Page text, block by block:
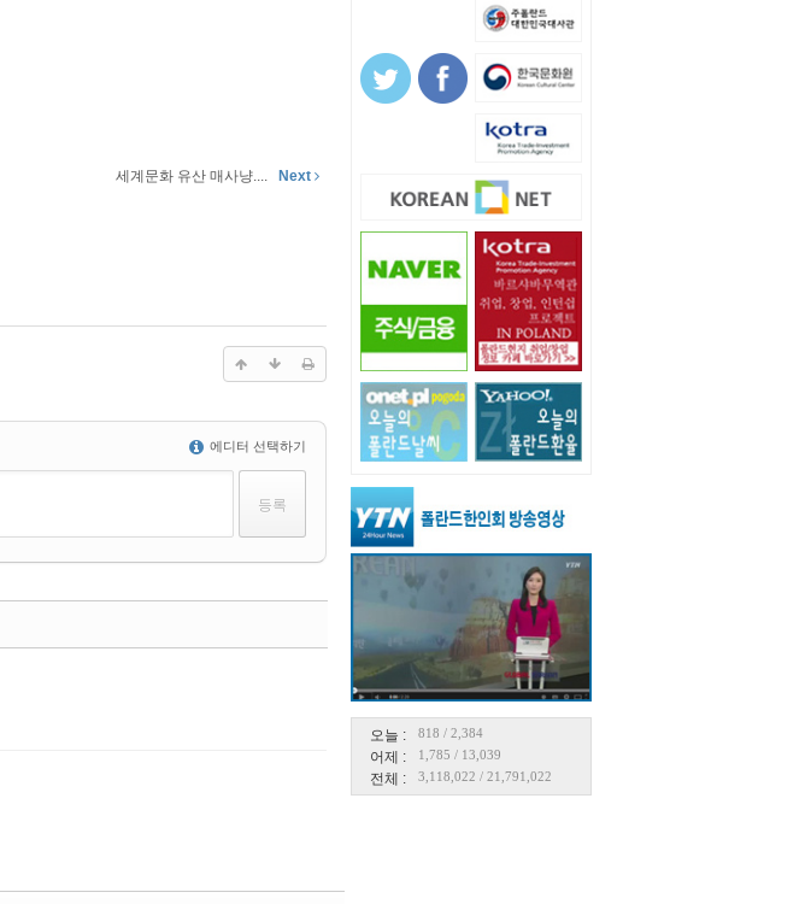
오늘 : 818 / 2,384
어제 : 1,785 / 13,039
전체 : 3,118,022 / 21,791,022
세계문화 유산 매사냥.... Next
에디터 선택하기